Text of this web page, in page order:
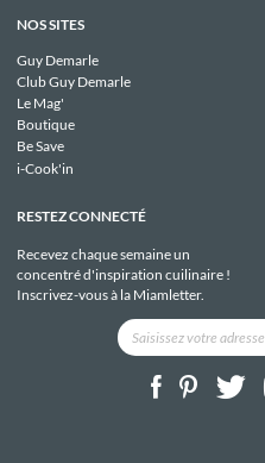
NOS SITES
Guy Demarle
Club Guy Demarle
Le Mag'
Boutique
Be Save
i-Cook'in
RESTEZ CONNECTÉ
Recevez chaque semaine un
concentré d'inspiration cuilinaire !
Inscrivez-vous à la Miamletter.